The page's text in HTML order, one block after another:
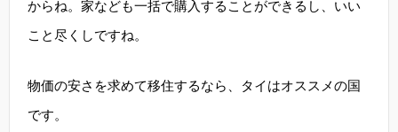
からね。家なども一括で購入することができるし、いい
こと尽くしですね。
物価の安さを求めて移住するなら、タイはオススメの国
です。